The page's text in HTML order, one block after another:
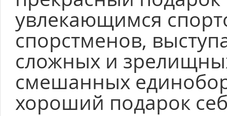
увлекающимся
спорстменов,
сложных и
смешанных
хороший подарок